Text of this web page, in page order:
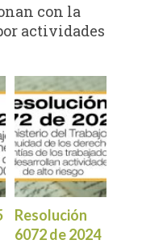
con la
actividades
Resolución
6072 de 2024